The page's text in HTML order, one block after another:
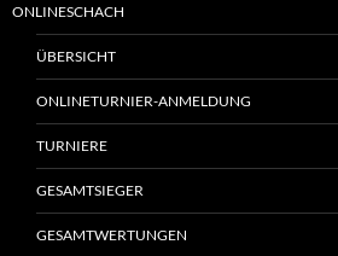
ONLINESCHACH
ÜBERSICHT
ONLINETURNIER-ANMELDUNG
TURNIERE
GESAMTSIEGER
GESAMTWERTUNGEN